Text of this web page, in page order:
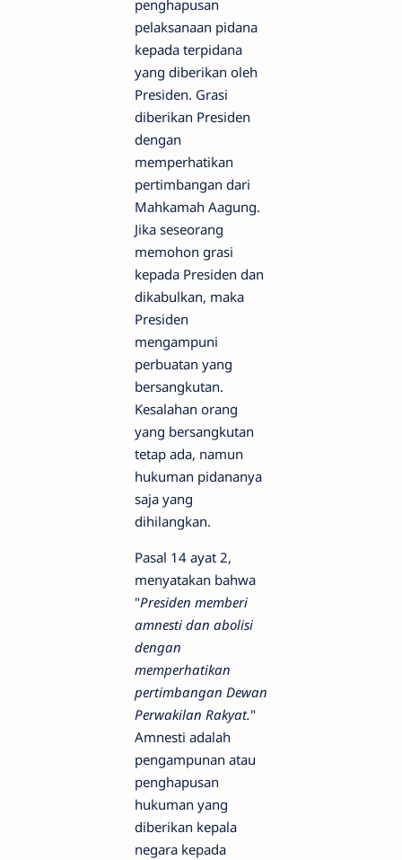
penghapusan
pelaksanaan pidana
kepada terpidana
yang diberikan oleh
Presiden. Grasi
diberikan Presiden
dengan
memperhatikan
pertimbangan dari
Mahkamah Aagung.
Jika seseorang
memohon grasi
kepada Presiden dan
dikabulkan, maka
Presiden
mengampuni
perbuatan yang
bersangkutan.
Kesalahan orang
yang bersangkutan
tetap ada, namun
hukuman pidananya
saja yang
dihilangkan.
Pasal 14 ayat 2,
menyatakan bahwa
"Presiden memberi
amnesti dan abolisi
dengan
memperhatikan
pertimbangan Dewan
Perwakilan Rakyat."
Amnesti adalah
pengampunan atau
penghapusan
hukuman yang
diberikan kepala
negara kepada